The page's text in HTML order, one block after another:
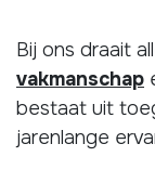
Bij ons draait
vakmanschap
bestaat uit
jarenlange